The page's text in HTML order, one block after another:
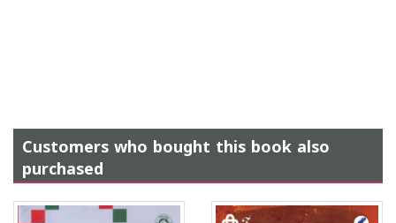
Customers who bought this book also
purchased